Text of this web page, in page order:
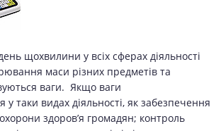
щохвилини у всіх сферах діяльності
маси різних предметів та
ваги. Якщо ваги
у таки видах діяльності, як забезпечення
здоров’я громадян; контроль